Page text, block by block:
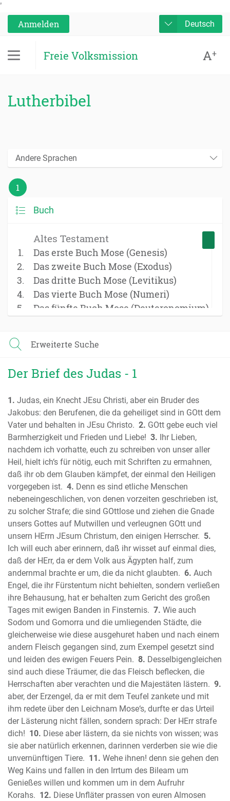
'
Anmelden
Deutsch
Freie Volksmission A+
Lutherbibel
Andere Sprachen
1
Buch
Altes Testament
Das erste Buch Mose (Genesis)
Das zweite Buch Mose (Exodus)
Das dritte Buch Mose (Levitikus)
Das vierte Buch Mose (Numeri)
Das fünfte Buch Mose (Deuteronomium)
Das Buch Ruth
Das zweite Buch Samuel
Das zweite Buch der Könige
Das erste Buch der Chronik
Das zweite Buch der Chronik
Das Buch Esra
Das Buch Nehemia
Das Buch Ester
Das Buch Hiob (Ijob)
Der Psalter
Die Sprüche Salomos (Sprichwörter)
Der Prediger Salomo (Kohelet)
Das Hohelied Salomos
Der Prophet Jesaja
Der Prophet Jeremia
Die Klagelieder Jeremias
Der Prophet Hesekiel (Ezechiel)
Der Prophet Daniel
Der Prophet Hosea
Der Prophet Joel
Der Prophet Amos
Der Prophet Obadja
Der Prophet Jona
Der Prophet Micha
Der Prophet Nahum
Der Prophet Habakuk
Der Prophet Zephanja
Der Prophet Haggai
Der Prophet Sacharja
Der Prophet Maleachi
Neues Testament
Erweiterte Suche
Der Brief des Judas - 1
1. Judas, ein Knecht JEsu Christi, aber ein Bruder des
Jakobus: den Berufenen, die da geheiliget sind in GOtt dem
Vater und behalten in JEsu Christo. 2. GOtt gebe euch viel
Barmherzigkeit und Frieden und Liebe! 3. Ihr Lieben,
nachdem ich vorhatte, euch zu schreiben von unser aller
Heil, hielt ich‘s für nötig, euch mit Schriften zu ermahnen,
daß ihr ob dem Glauben kämpfet, der einmal den Heiligen
vorgegeben ist. 4. Denn es sind etliche Menschen
nebeneingeschlichen, von denen vorzeiten geschrieben ist,
zu solcher Strafe; die sind GOttlose und ziehen die Gnade
unsers Gottes auf Mutwillen und verleugnen GOtt und
unsern HErrn JEsum Christum, den einigen Herrscher. 5.
Ich will euch aber erinnern, daß ihr wisset auf einmal dies,
daß der HErr, da er dem Volk aus Ägypten half, zum
andernmal brachte er um, die da nicht glaubten. 6. Auch
Engel, die ihr Fürstentum nicht behielten, sondern verließen
ihre Behausung, hat er behalten zum Gericht des großen
Tages mit ewigen Banden in Finsternis. 7. Wie auch
Sodom und Gomorra und die umliegenden Städte, die
gleicherweise wie diese ausgehuret haben und nach einem
andern Fleisch gegangen sind, zum Exempel gesetzt sind
und leiden des ewigen Feuers Pein. 8. Desselbigengleichen
sind auch diese Träumer, die das Fleisch beflecken, die
Herrschaften aber verachten und die Majestäten lästern. 9.
aber, der Erzengel, da er mit dem Teufel zankete und mit
ihm redete über den Leichnam Mose‘s, durfte er das Urteil
der Lästerung nicht fällen, sondern sprach: Der HErr strafe
dich! 10. Diese aber lästern, da sie nichts von wissen; was
sie aber natürlich erkennen, darinnen verderben sie wie die
unvernünftigen Tiere. 11. Wehe ihnen! denn sie gehen den
Weg Kains und fallen in den Irrtum des Bileam um
Genießes willen und kommen um in dem Aufruhr
Korahs. 12. Diese Unfläter prassen von euren Almosen